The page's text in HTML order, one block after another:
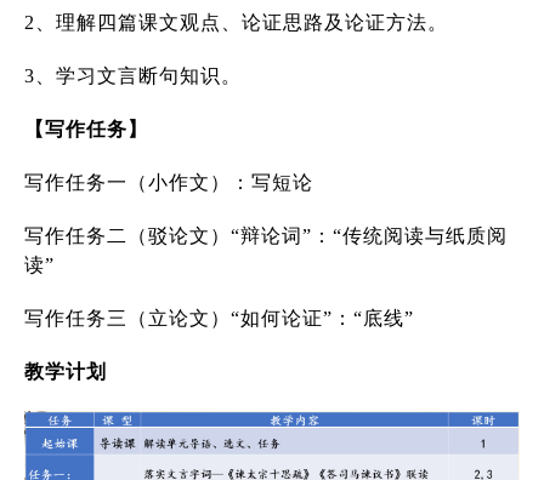
2 、理解四篇课文观点、论证思路及论证方法。
3 、学习文言断句知识。
【写作任务】
写作任务一（小作文）：写短论
写作任务二（驳论文）“辩论词”：“传统阅读与纸质阅
读”
写作任务三（立论文）“如何论证”：“底线”
教学计划